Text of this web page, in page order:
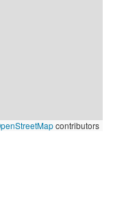
contributors